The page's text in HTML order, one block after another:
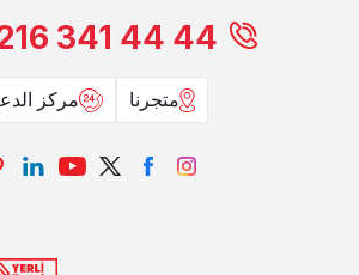
341 44 44
متجرنا مركز